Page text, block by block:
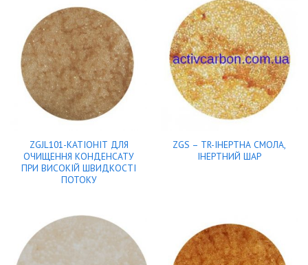
ZGJL101-КАТІОНІТ ДЛЯ
ОЧИЩЕННЯ КОНДЕНСАТУ
ПРИ ВИСОКІЙ ШВИДКОСТІ
ПОТОКУ
ZGS – TR-ІНЕРТНА СМОЛА,
ІНЕРТНИЙ ШАР